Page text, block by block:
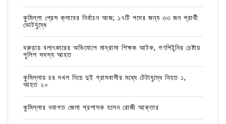
কুমিল্লা প্রেস ক্লাবের নির্বাচন আজ; ১৭টি পদের জন্য ৩৩ জন প্রার্থী
ভোটযুদ্ধে
বরুড়ায় বলাৎকারের অভিযোগে মাদ্রাসা শিক্ষক আটক, গণপিটুনির চেষ্টায়
পুলিশ সদস্য আহত
কুমিল্লায় চর দখল নিয়ে দুই গ্রামবাসীর মধ্যে টেটাযুদ্ধে নিহত ১,
আহত ২০
কুমিল্লার নবাগত জেলা প্রশাসক হলেন রোজী আক্তার